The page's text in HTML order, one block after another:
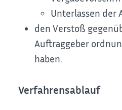
Unterlassen der
den Verstoß
Auftraggeber
haben.
Verfahrensablauf